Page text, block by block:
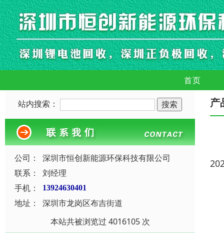
首页
站内搜索：
公司：
深圳市恒创新能源环保科技有限公司
联系：
刘经理
手机：
13924630401
地址：
深圳市龙岗区布吉街道
本站共被浏览过 4016105 次
产